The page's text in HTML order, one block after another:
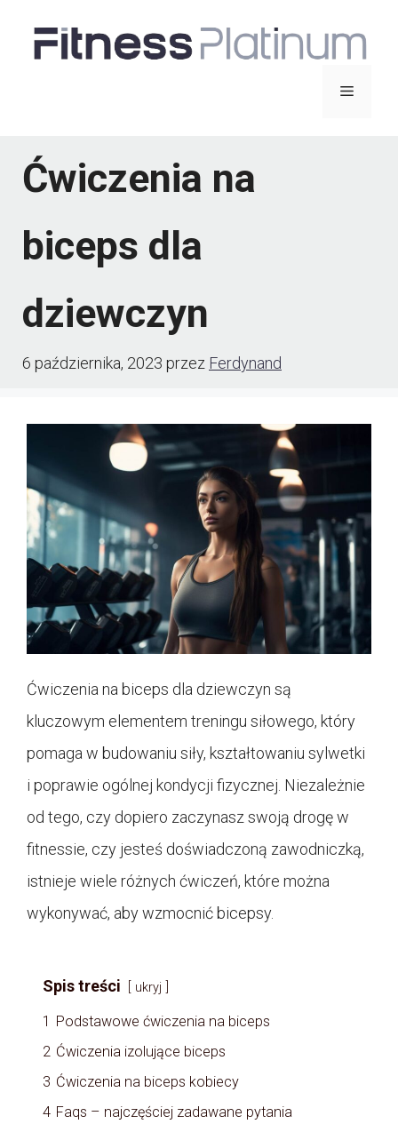
Menu
Ćwiczenia na
biceps dla
dziewczyn
6 października, 2023 przez Ferdynand
Ćwiczenia na biceps dla dziewczyn są
kluczowym elementem treningu siłowego, który
pomaga w budowaniu siły, kształtowaniu sylwetki
i poprawie ogólnej kondycji fizycznej. Niezależnie
od tego, czy dopiero zaczynasz swoją drogę w
fitnessie, czy jesteś doświadczoną zawodniczką,
istnieje wiele różnych ćwiczeń, które można
wykonywać, aby wzmocnić bicepsy.
Spis treści ukryj
1 Podstawowe ćwiczenia na biceps
2 Ćwiczenia izolujące biceps
3 Ćwiczenia na biceps kobiecy
4 Faqs – najczęściej zadawane pytania